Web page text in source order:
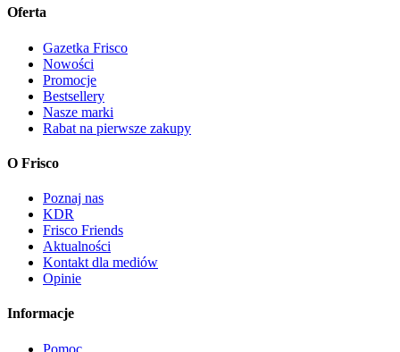
Oferta
Gazetka Frisco
Nowości
Promocje
Bestsellery
Nasze marki
Rabat na pierwsze zakupy
O Frisco
Poznaj nas
KDR
Frisco Friends
Aktualności
Kontakt dla mediów
Opinie
Informacje
Pomoc